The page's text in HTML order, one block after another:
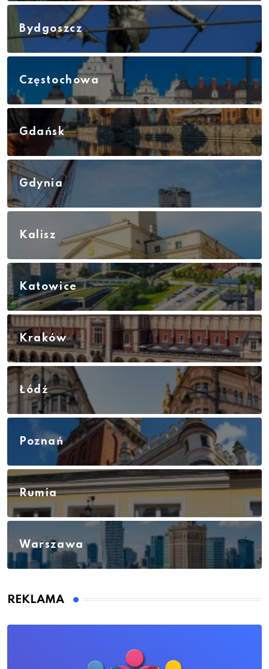
Bydgoszcz
Częstochowa
Gdańsk
Gdynia
Kalisz
Katowice
Kraków
Łódź
Poznań
Rumia
Warszawa
REKLAMA